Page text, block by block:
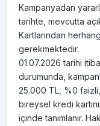
Kampanyadan
tarihte, mevcutta
Kartlarından
gerekmektedir.
01.07.2026 tarihi
durumunda,
25.000 TL, %0
bireysel kredi
içinde tanımlanır.